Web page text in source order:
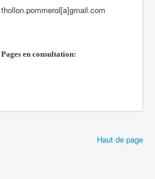
thollon.pommerol[a]gmail.com
Pages en consultation:
Haut de page